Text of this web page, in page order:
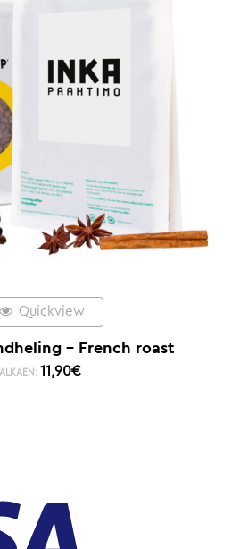
Quickview
– French roast
ALKAEN: 11,90€